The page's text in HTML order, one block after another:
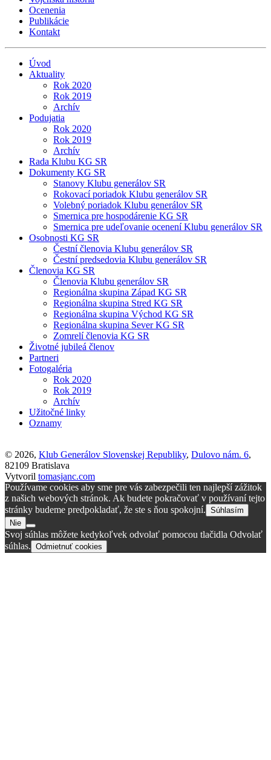
Ocenenia
Publikácie
Kontakt
Úvod
Aktuality
Rok 2020
Rok 2019
Archív
Podujatia
Rok 2020
Rok 2019
Archív
Rada Klubu KG SR
Dokumenty KG SR
Stanovy Klubu generálov SR
Rokovací poriadok Klubu generálov SR
Volebný poriadok Klubu generálov SR
Smernica pre hospodárenie KG SR
Smernica pre udeľovanie ocenení Klubu generálov SR
Osobnosti KG SR
Čestní členovia Klubu generálov SR
Čestní predsedovia Klubu generálov SR
Členovia KG SR
Členovia Klubu generálov SR
Regionálna skupina Západ KG SR
Regionálna skupina Stred KG SR
Regionálna skupina Východ KG SR
Regionálna skupina Sever KG SR
Zomrelí členovia KG SR
Životné jubileá členov
Partneri
Fotogaléria
Rok 2020
Rok 2019
Archív
Užitočné linky
Oznamy
© 2026, Klub Generálov Slovenskej Republiky, Dulovo nám. 6,
82109 Bratislava
Vytvoril tomasjanc.com
Používame cookies aby sme pre vás zabezpečili ten najlepší zážitok
z našich webových stránok. Ak budete pokračovať v používaní tejto
stránky budeme predpokladať, že ste s ňou spokojní. Súhlasím
Nie
Svoj súhlas môžete kedykoľvek odvolať pomocou tlačidla Odvolať
súhlas. Odmietnuť cookies